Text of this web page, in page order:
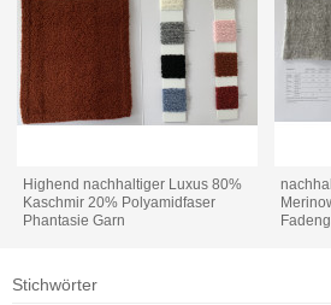
Highend nachhaltiger Luxus 80%
Kaschmir 20% Polyamidfaser
Phantasie Garn
Stichwörter